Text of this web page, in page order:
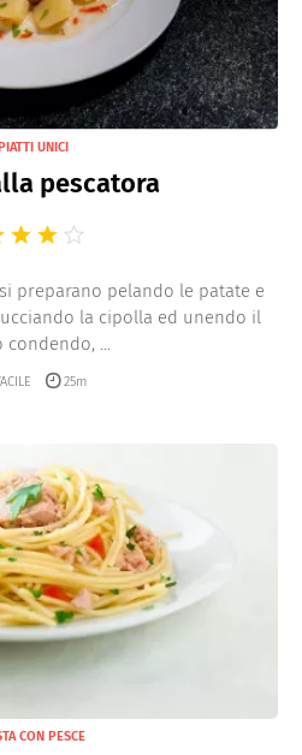
UNICI
pescatora
preparano pelando le patate e
la cipolla ed unendo il
...
25m
CON PESCE